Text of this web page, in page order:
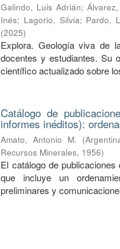
Galindo, Luis Adrián;
Inés; Lagorio, Silvia; Pardo,
(2025)
Explora. Geología viva de
docentes y estudiantes. Su
científico actualizado sobre
Catálogo de
informes inéditos):
Amato, Antonio M. (
Recursos Minerales, 1956)
El catálogo de
que incluye un
preliminares y